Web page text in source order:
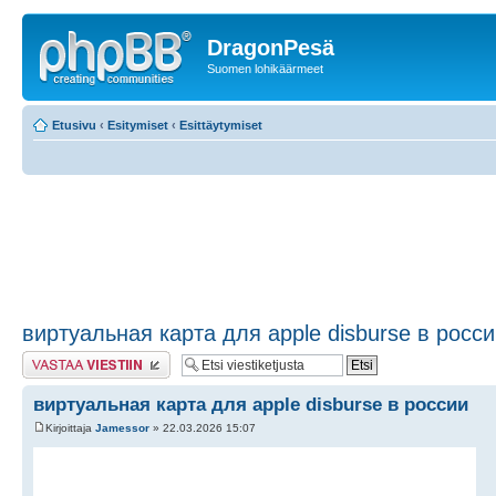
DragonPesä
Suomen lohikäärmeet
Etusivu ‹ Esitymiset ‹ Esittäytymiset
виртуальная карта для apple disburse в
Lähetä vastaus
виртуальная карта для apple disburse в россии
Kirjoittaja Jamessor » 22.03.2026 15:07